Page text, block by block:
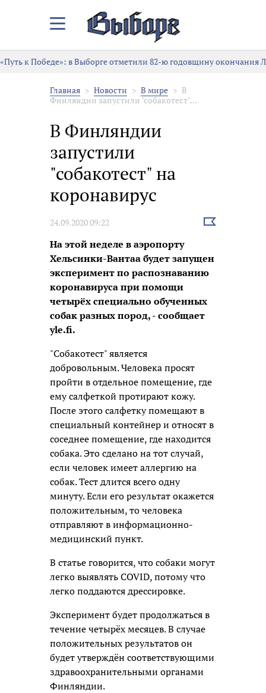
Закрыть/
меню
«Путь к Победе»: в Выборге отметили 82-ю годовщину окончания
Главная Новости В мире
В
Финляндии запустили "собакотест"...
В Финляндии
запустили
"собакотест" на
коронавирус
24.09.2020 09:22
Выбрать
На этой неделе в аэропорту
Хельсинки-Вантаа будет запущен
эксперимент по распознаванию
коронавируса при помощи
четырёх специально обученных
собак разных пород, - сообщает
yle.fi.
"Собакотест" является
добровольным. Человека просят
пройти в отдельное помещение, где
ему салфеткой протирают кожу.
После этого салфетку помещают в
специальный контейнер и относят в
соседнее помещение, где находится
собака. Это сделано на тот случай,
если человек имеет аллергию на
собак. Тест длится всего одну
минуту. Если его результат окажется
положительным, то человека
отправляют в информационно-
медицинский пункт.
В статье говорится, что собаки могут
легко выявлять COVID, потому что
легко поддаются дрессировке.
Эксперимент будет продолжаться в
течение четырёх месяцев. В случае
положительных результатов он
будет утверждён соответствующими
здравоохранительными органами
Финляндии.